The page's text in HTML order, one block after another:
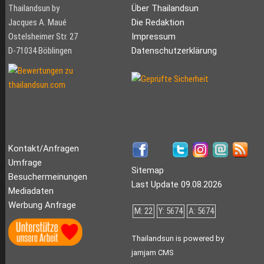
Thailandsun by
Jacques A. Maué
Ostelsheimer Str. 27
D-71034 Böblingen
Über Thailandsun
Die Redaktion
Impressum
Datenschutzerklärung
Kontakt/Anfragen
Umfrage
Besuchermeinungen
Mediadaten
Werbung Anfrage
Sitemap
Last Update 09.08.2026
M: 22 Y: 5674 A: 5674
Thailandsun is powered by
jamjam CMS